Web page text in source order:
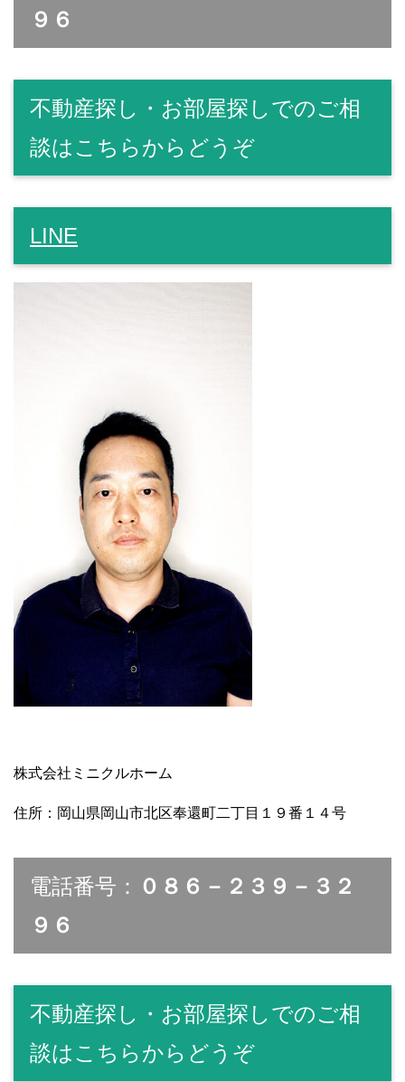
９６
不動産探し・お部屋探しでのご相
談はこちらからどうぞ
LINE
株式会社ミニクルホーム
住所：岡山県岡山市北区奉還町二丁目１９番１４号
電話番号： ０８６－２３９－３２
９６
不動産探し・お部屋探しでのご相
談はこちらからどうぞ